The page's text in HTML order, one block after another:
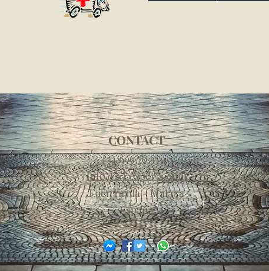
CONTACT
+34 699 70 35 40
info@NLexperts.com
Fuengirola - Malaga
España